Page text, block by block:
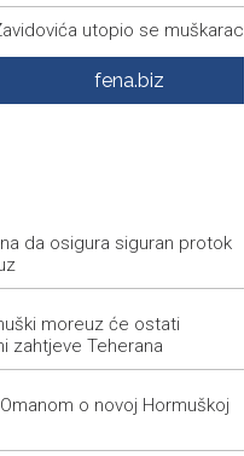
utopio se muškarac
kod Čajniča
fena.biz
da osigura siguran protok
moreuz će ostati
zahtjeve Teherana
o novoj Hormuškoj